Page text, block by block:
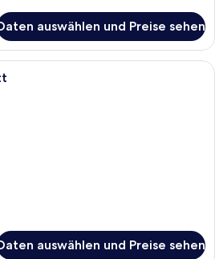
auswählen und Preise sehen
Ein Hotelzimmer mit Bett,
auswählen und Preise sehen